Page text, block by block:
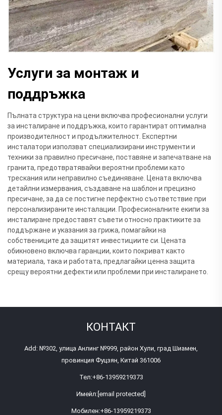
Услуги за монтаж и
поддръжка
Пълната структура на цени включва професионални услуги
за инсталиране и поддръжка, които гарантират оптимална
производителност и продължителност. Експертни
инсталатори използват специализирани инструменти и
техники за правилно пресичане, поставяне и запечатване на
гранита, предотвратявайки вероятни проблеми като
трескания или неправилно съединяване. Цената включва
детайлни измервания, създаване на шаблон и прецизно
пресичане, за да се постигне перфектно съответствие при
персонализираните инсталации. Професионалните екипи за
инсталиране предоставят съвети относно практиките за
поддържане и указания за грижа, помагайки на
собствениците да защитят инвестициите си. Цената
обикновено включва гаранции, които покриват както
материала, така и работата, предлагайки ценна защита
срещу вероятни дефекти или проблеми при инсталирането.
КОНТАКТ
Add: №302, улица Анлинг №999, район Хули, град Шиамен,
провинция Фуцзян, Китай 361006
Тел:+86-13959219373
Имейл:[email protected]
Мобилен:+86-13959219373